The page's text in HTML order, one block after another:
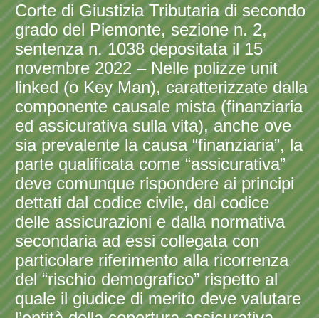
Corte di Giustizia Tributaria di secondo
grado del Piemonte, sezione n. 2,
sentenza n. 1038 depositata il 15
novembre 2022 – Nelle polizze unit
linked (o Key Man), caratterizzate dalla
componente causale mista (finanziaria
ed assicurativa sulla vita), anche ove
sia prevalente la causa “finanziaria”, la
parte qualificata come “assicurativa”
deve comunque rispondere ai principi
dettati dal codice civile, dal codice
delle assicurazioni e dalla normativa
secondaria ad essi collegata con
particolare riferimento alla ricorrenza
del “rischio demografico” rispetto al
quale il giudice di merito deve valutare